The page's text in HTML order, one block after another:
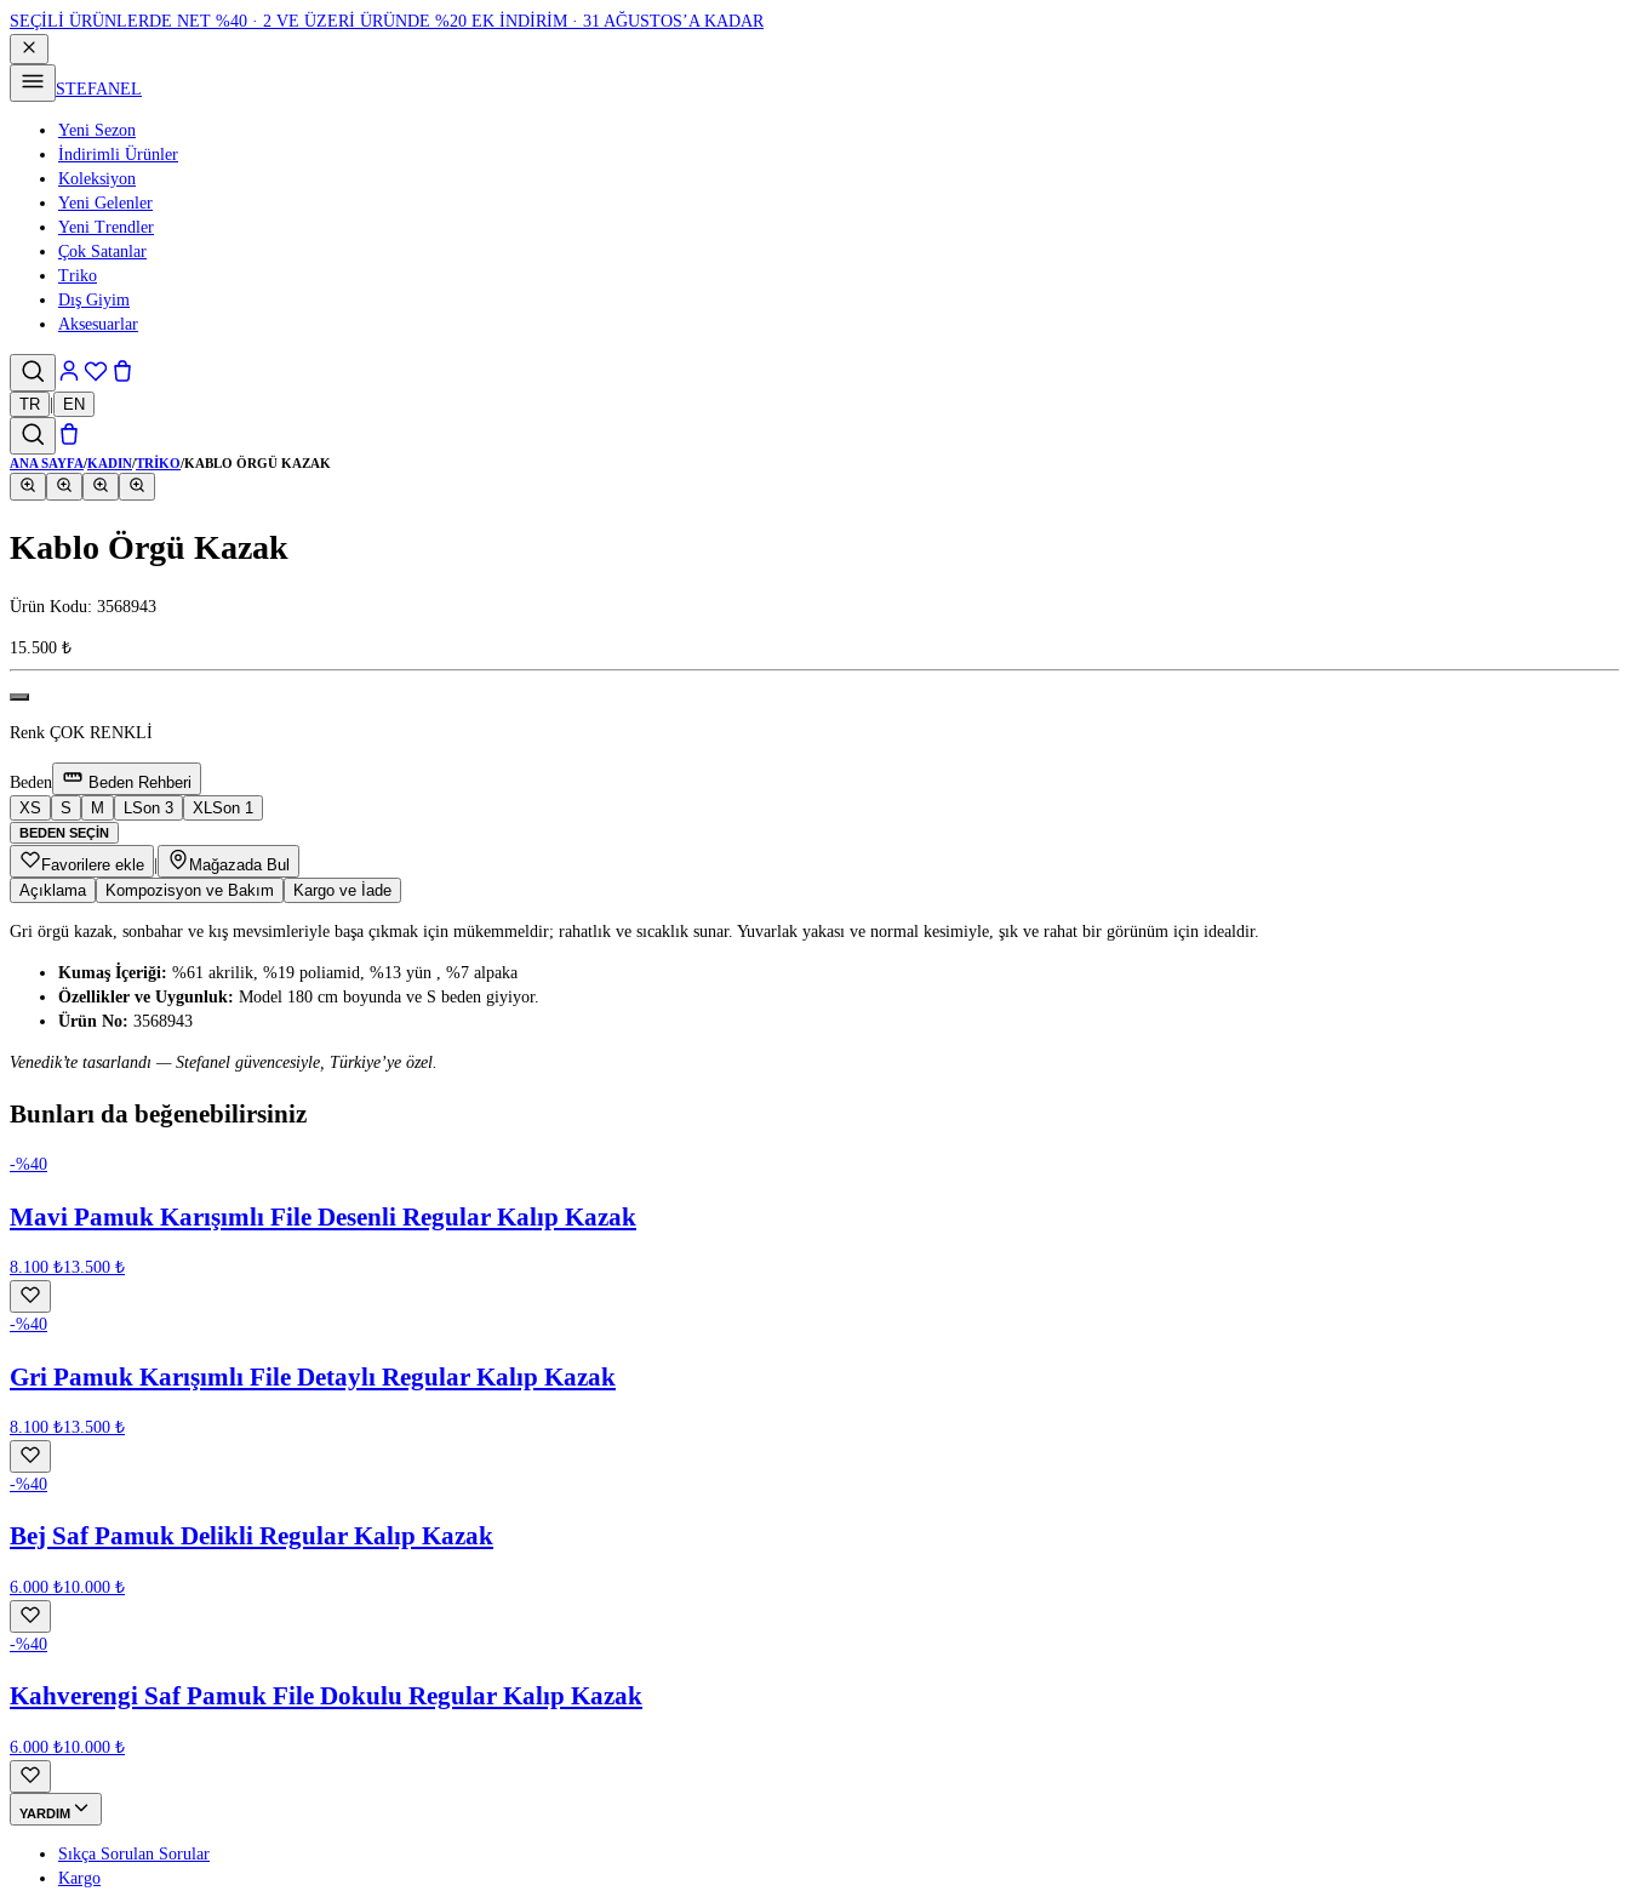
SEÇİLİ ÜRÜNLERDE NET %40 · 2 VE ÜZERİ ÜRÜNDE %20 EK İNDİRİM · 31 AĞUSTOS’A KADAR
STEFANEL
Yeni Sezon
İndirimli Ürünler
Koleksiyon
Yeni Gelenler
Yeni Trendler
Çok Satanlar
Triko
Dış Giyim
Aksesuarlar
TR EN
ANA SAYFA/KADIN/TRIKO/KABLO ÖRGÜ KAZAK
Kablo Örgü Kazak
Ürün Kodu: 3568943
15.500 ₺
Renk ÇOK RENKLİ
Beden
Beden Rehberi
XS
S M L Son 3 XL Son 1
BEDEN SEÇIN
Favorilere ekle |
Mağazada Bul
Açıklama
Kompozisyon ve Bakım Kargo ve İade
Gri örgü kazak, sonbahar ve kış mevsimleriyle başa çıkmak için mükemmeldir; rahatlık ve sıcaklık sunar. Yuvarlak yakası ve normal kesimiyle, şık ve rahat bir görünüm için idealdir.
Kumaş İçeriği: %61 akrilik, %19 poliamid, %13 yün , %7 alpaka
Özellikler ve Uygunluk: Model 180 cm boyunda ve S beden giyiyor.
Ürün No: 3568943
Venedik’te tasarlandı — Stefanel güvencesiyle, Türkiye’ye özel.
Bunları da beğenebilirsiniz
-%40
Mavi Pamuk Karışımlı File Desenli Regular Kalıp Kazak
8.100 ₺13.500 ₺
-%40
Gri Pamuk Karışımlı File Detaylı Regular Kalıp Kazak
8.100 ₺13.500 ₺
-%40
Bej Saf Pamuk Delikli Regular Kalıp Kazak
6.000 ₺10.000 ₺
-%40
Kahverengi Saf Pamuk File Dokulu Regular Kalıp Kazak
6.000 ₺10.000 ₺
YARDIM
Sıkça Sorulan Sorular
Kargo